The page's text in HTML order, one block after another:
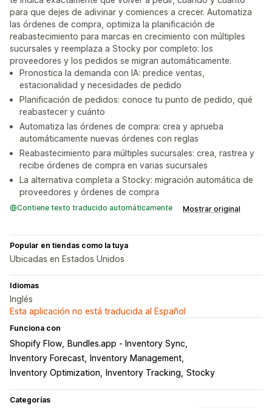
para que dejes de adivinar y comiences a crecer. Automatiza
las órdenes de compra, optimiza la planificación de
reabastecimiento para marcas en crecimiento con múltiples
sucursales y reemplaza a Stocky por completo: los
proveedores y los pedidos se migran automáticamente.
Pronostica la demanda con IA: predice ventas,
estacionalidad y necesidades de pedido
Planificación de pedidos: conoce tu punto de pedido, qué
reabastecer y cuánto
Automatiza las órdenes de compra: crea y aprueba
automáticamente nuevas órdenes con reglas
Reabastecimiento para múltiples sucursales: crea, rastrea y
recibe órdenes de compra en varias sucursales
La alternativa completa a Stocky: migración automática de
proveedores y órdenes de compra
Contiene texto traducido automáticamente Mostrar original
Popular en tiendas como la tuya
Ubicadas en Estados Unidos
Idiomas
Inglés
Esta aplicación no está traducida al Español
Funciona con
Shopify Flow
Bundles.app ‑ Inventory Sync
Inventory Forecast
Inventory Management
Inventory Optimization
Inventory Tracking Stocky
Categorías